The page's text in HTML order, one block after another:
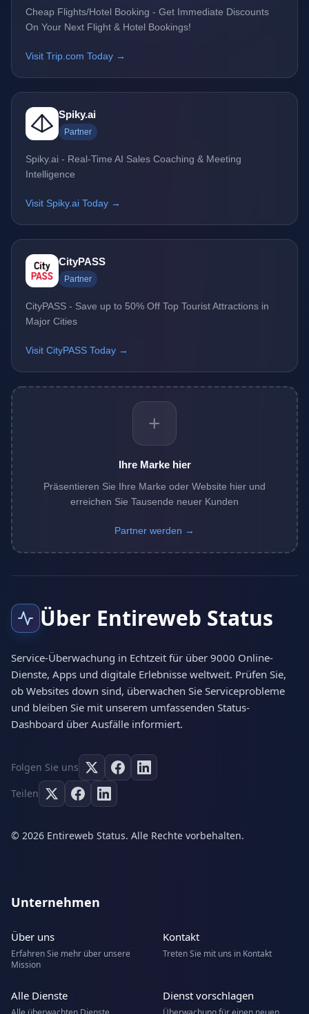
Cheap Flights/Hotel Booking - Get Immediate Discounts
On Your Next Flight & Hotel Bookings!
Visit Trip.com Today →
Spiky.ai
Partner
Spiky.ai - Real-Time AI Sales Coaching & Meeting
Intelligence
Visit Spiky.ai Today →
CityPASS
Partner
CityPASS - Save up to 50% Off Top Tourist Attractions in
Major Cities
Visit CityPASS Today →
+
Ihre Marke hier
Präsentieren Sie Ihre Marke oder Website hier und
erreichen Sie Tausende neuer Kunden
Partner werden →
Über Entireweb Status
Service-Überwachung in Echtzeit für über 9000 Online-
Dienste, Apps und digitale Erlebnisse weltweit. Prüfen Sie,
ob Websites down sind, überwachen Sie Serviceprobleme
und bleiben Sie mit unserem umfassenden Status-
Dashboard über Ausfälle informiert.
Folgen Sie uns
Teilen
© 2026 Entireweb Status. Alle Rechte vorbehalten.
Unternehmen
Über uns
Erfahren Sie mehr über unsere
Mission
Kontakt
Treten Sie mit uns in Kontakt
Alle Dienste Dienst vorschlagen